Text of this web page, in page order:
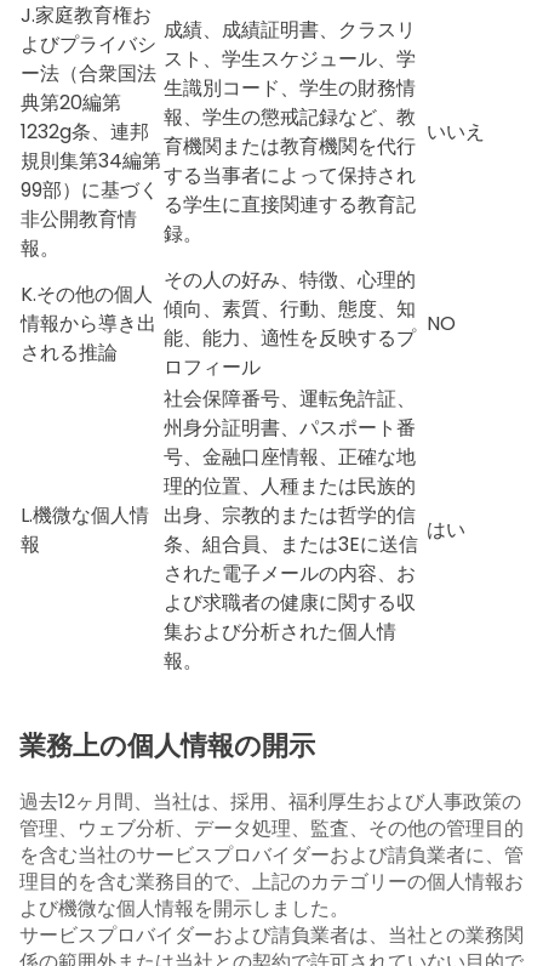
J.家庭教育権お
よびプライバシ
ー法（合衆国法
典第20編第
1232g条、連邦
規則集第34編第
99部）に基づく
非公開教育情
報。
成績、成績証明書、クラスリ
スト、学生スケジュール、学
生識別コード、学生の財務情
報、学生の懲戒記録など、教
育機関または教育機関を代行
する当事者によって保持され
る学生に直接関連する教育記
録。
いいえ
K.その他の個人
情報から導き出
される推論
その人の好み、特徴、心理的
傾向、素質、行動、態度、知
能、能力、適性を反映するプ
ロフィール
NO
L.機微な個人情
報
社会保障番号、運転免許証、
州身分証明書、パスポート番
号、金融口座情報、正確な地
理的位置、人種または民族的
出身、宗教的または哲学的信
条、組合員、または3Eに送信
された電子メールの内容、お
よび求職者の健康に関する収
集および分析された個人情
報。
はい
業務上の個人情報の開示
過去12ヶ月間、当社は、採用、福利厚生および人事政策の
管理、ウェブ分析、データ処理、監査、その他の管理目的
を含む当社のサービスプロバイダーおよび請負業者に、管
理目的を含む業務目的で、上記のカテゴリーの個人情報お
よび機微な個人情報を開示しました。
サービスプロバイダーおよび請負業者は、当社との業務関